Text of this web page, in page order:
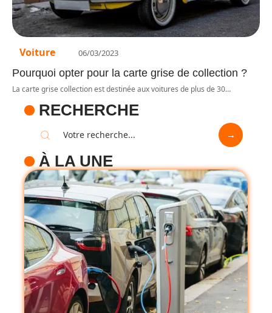
Voiture 06/03/2023
Pourquoi opter pour la carte grise de collection ?
La carte grise collection est destinée aux voitures de plus de 30…
RECHERCHE
À LA UNE